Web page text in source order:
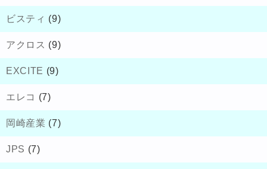
ビスティ (9)
アクロス (9)
EXCITE (9)
エレコ (7)
岡崎産業 (7)
JPS (7)